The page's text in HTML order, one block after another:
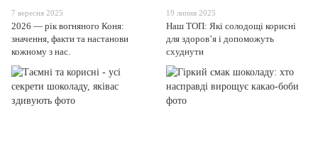
7 вересня 2025
2026 — рік вогняного Коня:
значення, факти та настанови
кожному з нас.
19 липня 2025
Наш ТОП: Які солодощі корисні
для здоров’я і допоможуть
схуднути